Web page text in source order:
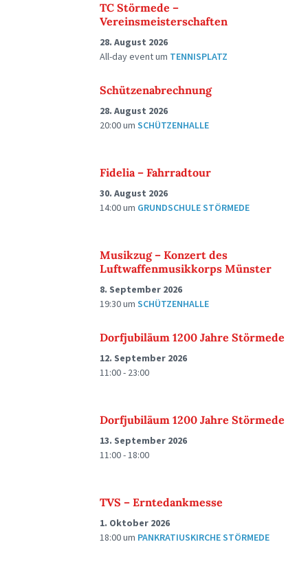
TC Störmede –
Vereinsmeisterschaften
28. August 2026
All-day eventum TENNISPLATZ
Schützenabrechnung
28. August 2026
20:00um SCHÜTZENHALLE
Fidelia – Fahrradtour
30. August 2026
14:00um GRUNDSCHULE STÖRMEDE
Musikzug – Konzert des
Luftwaffenmusikkorps Münster
8. September 2026
19:30um SCHÜTZENHALLE
Dorfjubiläum 1200 Jahre Störmede
12. September 2026
11:00 - 23:00
Dorfjubiläum 1200 Jahre Störmede
13. September 2026
11:00 - 18:00
TVS – Erntedankmesse
1. Oktober 2026
18:00um PANKRATIUSKIRCHE STÖRMEDE